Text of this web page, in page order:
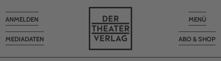
Toggle
MENÜ
ABO & SHOP
MEDIADATEN
Toggle
navigation
ANMELDEN